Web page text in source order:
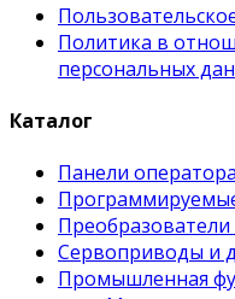
Политика в
персональных
Каталог
Панели оператора
Преобразователи
Сервоприводы и
Промышленная